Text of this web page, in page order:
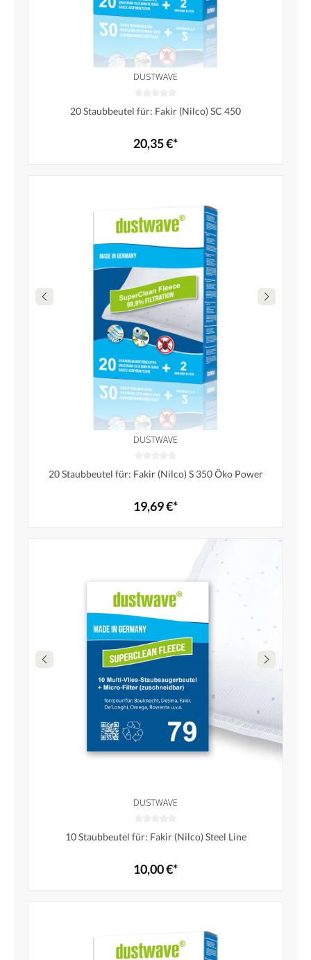
DUSTWAVE
20 Staubbeutel für: Fakir (Nilco) SC 450
20,35 €*
DUSTWAVE
20 Staubbeutel für: Fakir (Nilco) S 350 Öko Power
19,69 €*
DUSTWAVE
10 Staubbeutel für: Fakir (Nilco) Steel Line
10,00 €*